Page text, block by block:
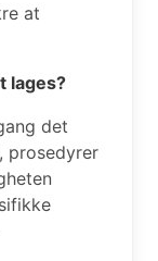
at
lages?
det
prosedyrer